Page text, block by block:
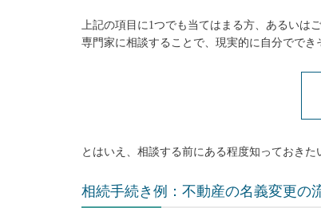
上記の項目に1つでも当てはまる方、あるいは
専門家に相談することで、現実的に自分ででき
とはいえ、相談する前にある程度知っておき
相続手続き例：不動産の名義変更の